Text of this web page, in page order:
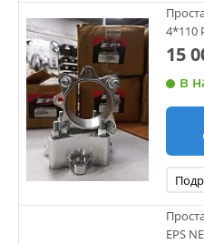
4*110
15
в
EPS